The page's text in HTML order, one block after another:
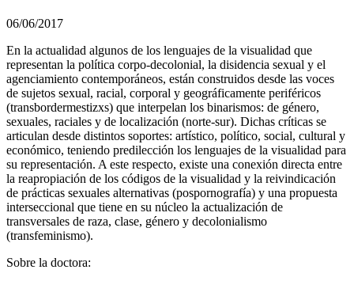
06/06/2017
En la actualidad algunos de los lenguajes de la visualidad que
representan la política corpo-decolonial, la disidencia sexual y el
agenciamiento contemporáneos, están construidos desde las voces
de sujetos sexual, racial, corporal y geográficamente periféricos
(transbordermestizxs) que interpelan los binarismos: de género,
sexuales, raciales y de localización (norte-sur). Dichas críticas se
articulan desde distintos soportes: artístico, político, social, cultural y
económico, teniendo predilección los lenguajes de la visualidad para
su representación. A este respecto, existe una conexión directa entre
la reapropiación de los códigos de la visualidad y la reivindicación
de prácticas sexuales alternativas (pospornografía) y una propuesta
interseccional que tiene en su núcleo la actualización de
transversales de raza, clase, género y decolonialismo
(transfeminismo).
Sobre la doctora: